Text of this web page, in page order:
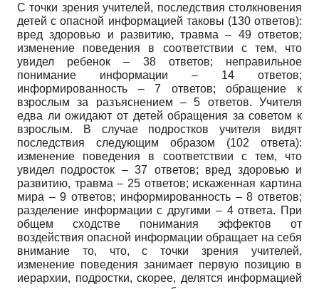
С точки зрения учителей, последствия столкновения
детей с опасной информацией таковы (130 ответов):
вред здоровью и развитию, травма – 49 ответов;
изменение поведения в соответствии с тем, что
увидел ребенок – 38 ответов; неправильное
понимание информации – 14 ответов;
информированность – 7 ответов; обращение к
взрослым за разъяснением – 5 ответов. Учителя
едва ли ожидают от детей обращения за советом к
взрослым. В случае подростков учителя видят
последствия следующим образом (102 ответа):
изменение поведения в соответствии с тем, что
увидел подросток – 37 ответов; вред здоровью и
развитию, травма – 25 ответов; искаженная картина
мира – 9 ответов; информированность – 8 ответов;
разделение информации с другими – 4 ответа. При
общем сходстве понимания эффектов от
воздействия опасной информации обращает на себя
внимание то, что, с точки зрения учителей,
изменение поведения занимает первую позицию в
иерархии, подростки, скорее, делятся информацией